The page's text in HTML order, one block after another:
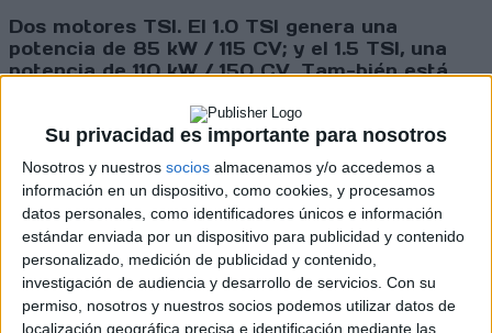
Su privacidad es importante para nosotros
Nosotros y nuestros socios almacenamos y/o accedemos a
información en un dispositivo, como cookies, y procesamos
datos personales, como identificadores únicos e información
estándar enviada por un dispositivo para publicidad y contenido
personalizado, medición de publicidad y contenido,
investigación de audiencia y desarrollo de servicios. Con su
permiso, nosotros y nuestros socios podemos utilizar datos de
localización geográfica precisa e identificación mediante las
Dos motores TSI. El 1.0 TSI genera una
potencia de 85 kW / 115 CV; y el 1.5 TSI, una
potencia de 110 kW / 150 CV. Tam-bién está
están acoplados a la tracción delantera
Rallyes
WRC
S-CER
ERC
CERA